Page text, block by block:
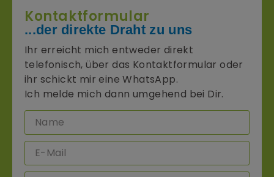
Kontaktformular
...der direkte Draht zu uns
Ihr erreicht mich entweder direkt
telefonisch, über das Kontaktformular oder
ihr schickt mir eine WhatsApp.
Ich melde mich dann umgehend bei Dir.